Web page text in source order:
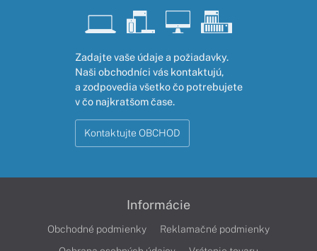
Zadajte vaše údaje a požiadavky.
Naši obchodníci vás kontaktujú,
a zodpovedia všetko čo potrebujete
v čo najkratšom čase.
Kontaktujte OBCHOD
Informácie
Obchodné podmienky
Reklamačné podmienky